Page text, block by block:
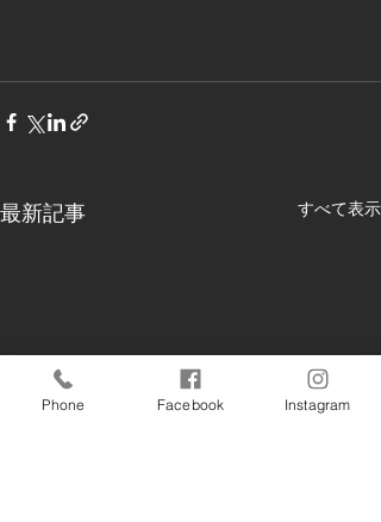
最新記事 すべて表示
Phone Facebook Instagram